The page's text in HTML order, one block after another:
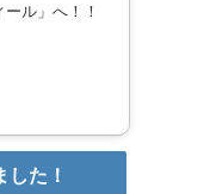
ル」へ！！
た！